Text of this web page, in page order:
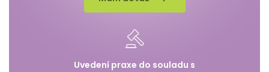
Uvedení praxe do souladu s